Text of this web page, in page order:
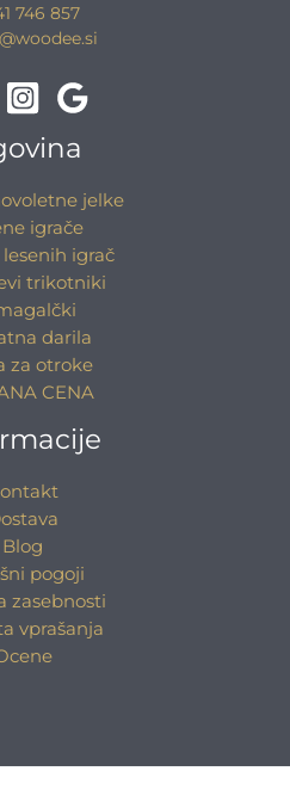
746 857
jelke
igrače
igrač
trikotniki
darila
za otroke
CENA
Blog
pogoji
zasebnosti
vprašanja